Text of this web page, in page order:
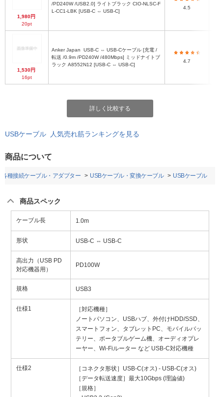
1,980円
20pt
/PD240W /USB2.0] ライトブラック CIO-NLSC-F
L-CC1-LBK [USB-C ⇔ USB-C]
4.5
1,530円
16pt
Anker Japan
転送 /0.9m /PD240W /480Mbps] ミッドナイトブ
ラック A8552N12 [USB-C ⇔ USB-C]
4.7
詳しく比較する
USBケーブル 人気売れ筋ランキングを見る
商品について
各種接続ケーブル・アダプター USBケーブル・変換ケーブル USBケーブル
商品スペック
ケーブル長 1.0m
形状 USB-C ⇔ USB-C
高出力（USB PD
対応機器用）
PD100W
規格 USB3
仕様1
［対応機種］
ノートパソコン、USBハブ、外付けHDD/SSD、
スマートフォン、タブレットPC、モバイルバッ
テリー、ポータブルゲーム機、オーディオプレ
ーヤー、Wi-Fiルーター など USB-C対応機種
仕様2
［コネクタ形状］USB-C(オス) - USB-C(オス)
［データ転送速度］最大10Gbps (理論値)
［規格］